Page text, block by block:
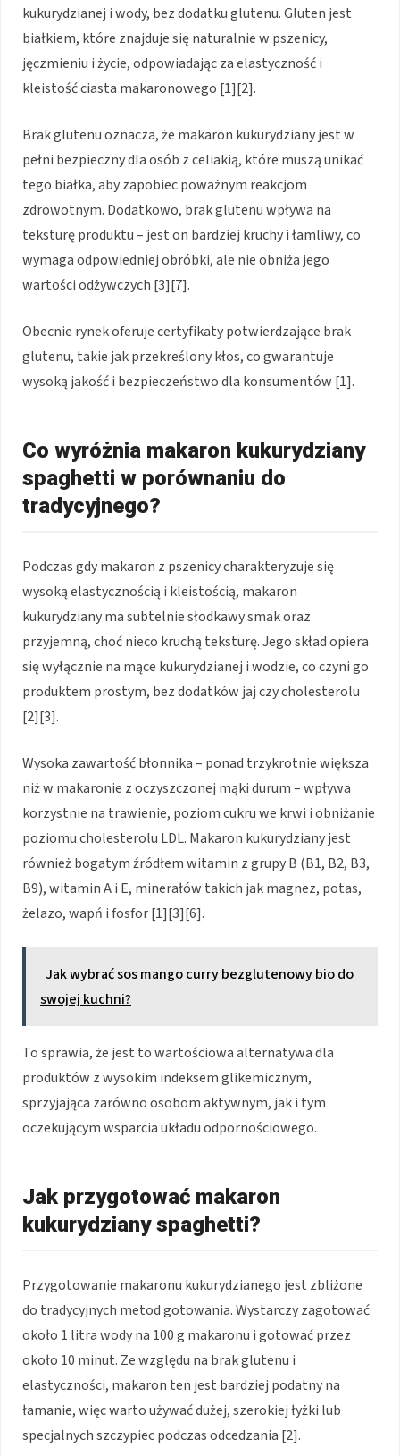
kukurydzianej i wody, bez dodatku glutenu. Gluten jest
białkiem, które znajduje się naturalnie w pszenicy,
jęczmieniu i życie, odpowiadając za elastyczność i
kleistość ciasta makaronowego [1][2].
Brak glutenu oznacza, że makaron kukurydziany jest w
pełni bezpieczny dla osób z celiakią, które muszą unikać
tego białka, aby zapobiec poważnym reakcjom
zdrowotnym. Dodatkowo, brak glutenu wpływa na
teksturę produktu – jest on bardziej kruchy i łamliwy, co
wymaga odpowiedniej obróbki, ale nie obniża jego
wartości odżywczych [3][7].
Obecnie rynek oferuje certyfikaty potwierdzające brak
glutenu, takie jak przekreślony kłos, co gwarantuje
wysoką jakość i bezpieczeństwo dla konsumentów [1].
Co wyróżnia makaron kukurydziany
spaghetti w porównaniu do
tradycyjnego?
Podczas gdy makaron z pszenicy charakteryzuje się
wysoką elastycznością i kleistością, makaron
kukurydziany ma subtelnie słodkawy smak oraz
przyjemną, choć nieco kruchą teksturę. Jego skład opiera
się wyłącznie na mące kukurydzianej i wodzie, co czyni go
produktem prostym, bez dodatków jaj czy cholesterolu
[2][3].
Wysoka zawartość błonnika – ponad trzykrotnie większa
niż w makaronie z oczyszczonej mąki durum – wpływa
korzystnie na trawienie, poziom cukru we krwi i obniżanie
poziomu cholesterolu LDL. Makaron kukurydziany jest
również bogatym źródłem witamin z grupy B (B1, B2, B3,
B9), witamin A i E, minerałów takich jak magnez, potas,
żelazo, wapń i fosfor [1][3][6].
Jak wybrać sos mango curry bezglutenowy bio do
swojej kuchni?
To sprawia, że jest to wartościowa alternatywa dla
produktów z wysokim indeksem glikemicznym,
sprzyjająca zarówno osobom aktywnym, jak i tym
oczekującym wsparcia układu odpornościowego.
Jak przygotować makaron
kukurydziany spaghetti?
Przygotowanie makaronu kukurydzianego jest zbliżone
do tradycyjnych metod gotowania. Wystarczy zagotować
około 1 litra wody na 100 g makaronu i gotować przez
około 10 minut. Ze względu na brak glutenu i
elastyczności, makaron ten jest bardziej podatny na
łamanie, więc warto używać dużej, szerokiej łyżki lub
specjalnych szczypiec podczas odcedzania [2].